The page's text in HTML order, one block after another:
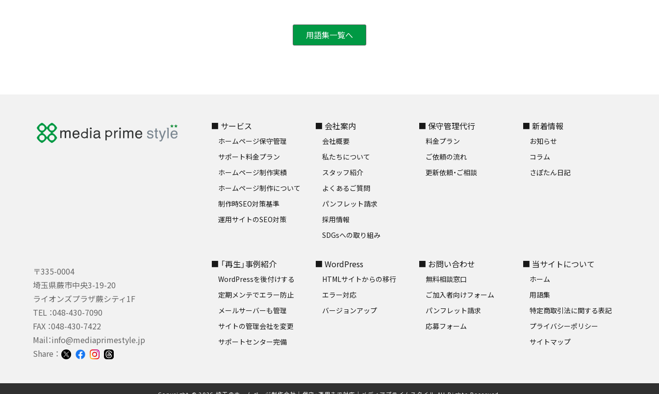
用語集一覧へ
〒335-0004
埼玉県蕨市中央3-19-20
ライオンズプラザ蕨シティ1F
TEL ：048-430-7090
FAX ：048-430-7422
Mail：info@mediaprimestyle.jp
Share ：
■ サービス
ホームページ保守管理
サポート料金プラン
ホームページ制作実績
ホームページ制作について
制作時SEO対策基準
運用サイトのSEO対策
■ 会社案内
会社概要
私たちについて
スタッフ紹介
よくあるご質問
パンフレット請求
採用情報
SDGsへの取り組み
■ 保守管理代行
料金プラン
ご依頼の流れ
更新依頼・ご相談
■ 新着情報
お知らせ
コラム
さぽたん日記
■ 「再生」事例紹介
WordPressを後付けする
定期メンテでエラー防止
メールサーバーも管理
サイトの管理会社を変更
サポートセンター完備
■ WordPress
HTMLサイトからの移行
エラー対応
バージョンアップ
■ お問い合わせ
無料相談窓口
ご加入者向けフォーム
パンフレット請求
応募フォーム
■ 当サイトについて
ホーム
用語集
特定商取引法に関する表記
プライバシーポリシー
サイトマップ